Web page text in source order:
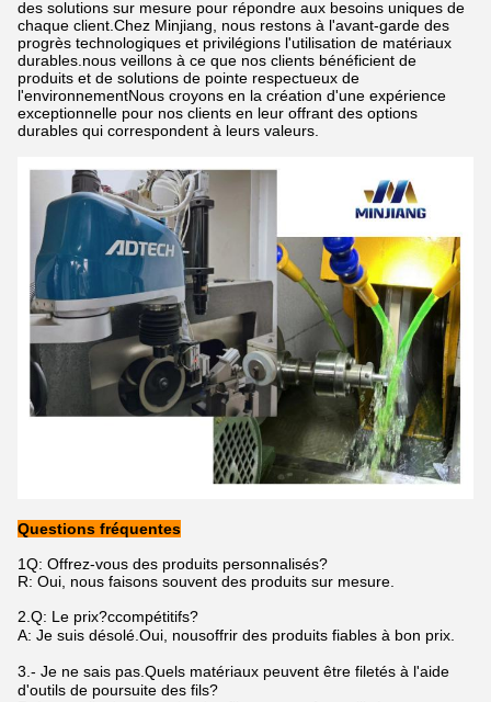
des solutions sur mesure pour répondre aux besoins uniques de
chaque client.Chez Minjiang, nous restons à l'avant-garde des
progrès technologiques et privilégions l'utilisation de matériaux
durables.nous veillons à ce que nos clients bénéficient de
produits et de solutions de pointe respectueux de
l'environnementNous croyons en la création d'une expérience
exceptionnelle pour nos clients en leur offrant des options
durables qui correspondent à leurs valeurs.
Questions fréquentes
1Q: Offrez-vous des produits personnalisés?
R: Oui, nous faisons souvent des produits sur mesure.
2. Q: Le prix?ccompétitifs?
A: Je suis désolé. Oui, nousoffrir des produits fiables à bon prix.
3. - Je ne sais pas. Quels matériaux peuvent être filetés à l'aide
d'outils de poursuite des fils?